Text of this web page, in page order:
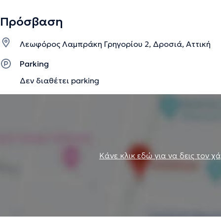
Πρόσβαση
Λεωφόρος Λαμπράκη Γρηγορίου 2, Δροσιά, Αττική
Parking
Δεν διαθέτει parking
Κάνε κλικ εδώ για να δεις τον